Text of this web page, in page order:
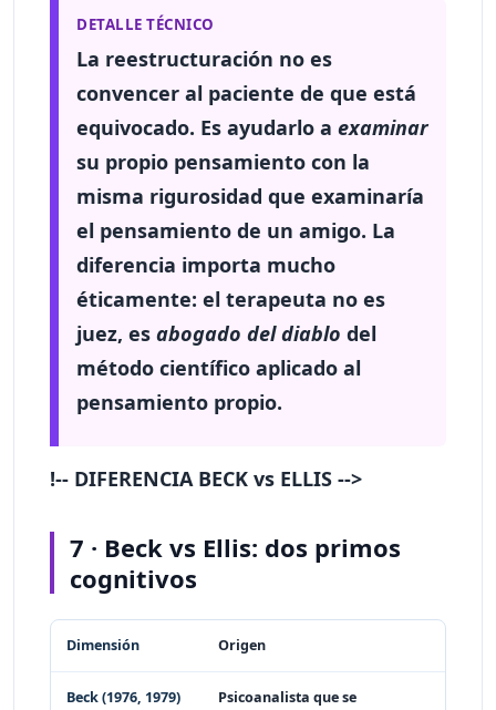
DETALLE TÉCNICO
La reestructuración no es
convencer al paciente de que está
equivocado. Es ayudarlo a examinar
su propio pensamiento con la
misma rigurosidad que examinaría
el pensamiento de un amigo. La
diferencia importa mucho
éticamente: el terapeuta no es
juez, es abogado del diablo del
método científico aplicado al
pensamiento propio.
!-- DIFERENCIA BECK vs ELLIS -->
7 · Beck vs Ellis: dos primos
cognitivos
Dimensión Beck (1976, 1979)
Origen
Psicoanalista que se